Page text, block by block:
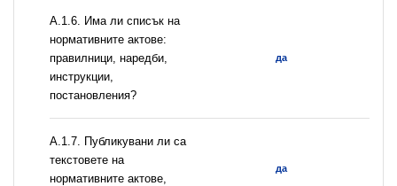
А.1.6. Има ли списък на
нормативните актове:
правилници, наредби,
инструкции,
постановления?
да
А.1.7. Публикувани ли са
текстовете на
нормативните актове,
да